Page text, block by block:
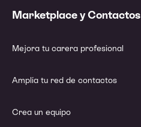
Marketplace y Contactos
Mejora tu carera profesional
Amplía tu red de contactos
Crea un equipo